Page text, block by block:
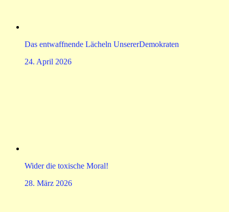
Das entwaffnende Lächeln UnsererDemokraten
24. April 2026
Wider die toxische Moral!
28. März 2026